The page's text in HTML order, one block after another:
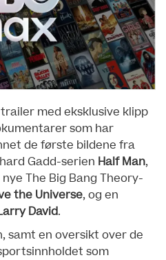
med eksklusive klipp
som har
de første bildene fra
Gadd-serien Half Man,
nye The Big Bang Theory-
the Universe, og en
David.
samt en oversikt over de
som